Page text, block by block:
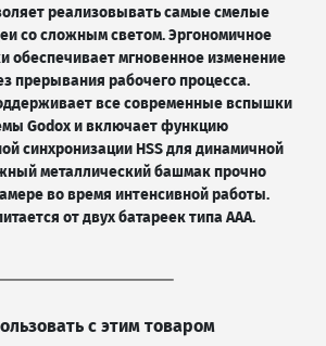
реализовывать самые смелые
со сложным светом. Эргономичное
обеспечивает мгновенное изменение
прерывания рабочего процесса.
все современные вспышки
Godox и включает функцию
синхронизации HSS для динамичной
металлический башмак прочно
во время интенсивной работы.
от двух батареек типа AAA.
с этим товаром